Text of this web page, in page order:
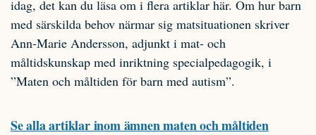
idag, det kan du läsa om i flera artiklar här. Om hur barn
med särskilda behov närmar sig matsituationen skriver
Ann-Marie Andersson, adjunkt i mat- och
måltidskunskap med inriktning specialpedagogik, i
”Maten och måltiden för barn med autism”.
Se alla artiklar inom ämnen maten och måltiden